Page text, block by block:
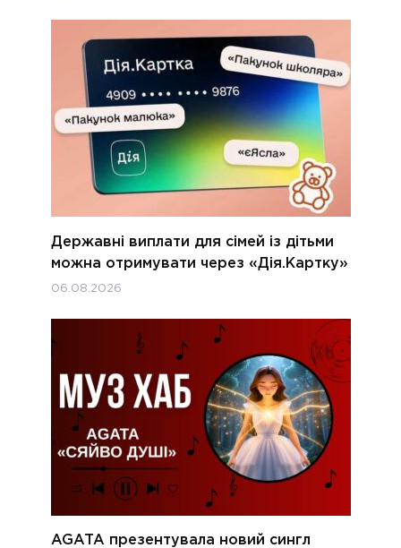
Державні виплати для сімей із дітьми
можна отримувати через «Дія.Картку»
06.08.2026
AGATA презентувала новий сингл